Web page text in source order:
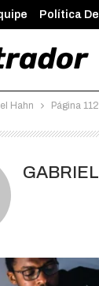
Política
Hahn Página 112